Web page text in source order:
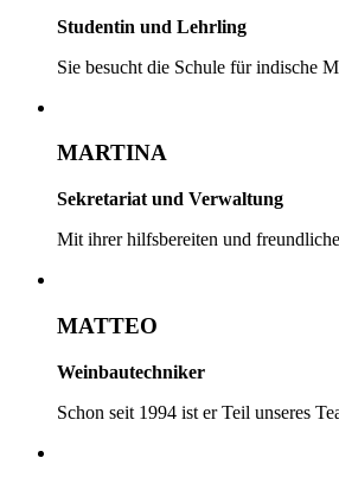
Studentin und Lehrling
Sie besucht die Schule für indische
MARTINA
Sekretariat und Verwaltung
Mit ihrer hilfsbereiten und
MATTEO
Weinbautechniker
Schon seit 1994 ist er Teil unseres